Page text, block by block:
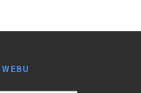
WEBU